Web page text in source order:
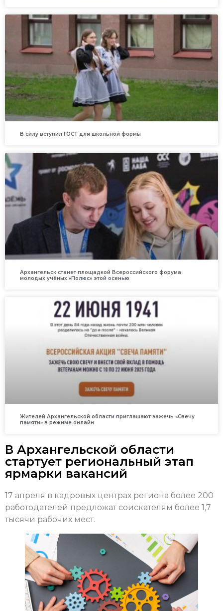
В силу вступил ГОСТ для школьной формы
Архангельск станет площадкой Всероссийского форума
молодых учёных «Полюс» этой осенью
Жителей Архангельской области приглашают зажечь «Свечу
памяти» в режиме онлайн
В Архангельской области
стартует региональный этап
ярмарки вакансий
17 апреля в кадровых центрах региона более 200
работодателей предложат соискателям более 1,7
тысячи рабочих мест.